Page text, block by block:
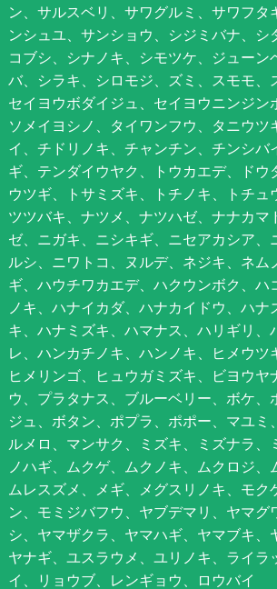
ン、サルスベリ、サワグルミ、サワフタ
ンシュユ、サンショウ、シジミバナ、シ
コブシ、シナノキ、シモツケ、ジューン
バ、シラキ、シロモジ、ズミ、スモモ、
セイヨウボダイジュ、セイヨウニンジン
ソメイヨシノ、タイワンフウ、タニウツ
イ、チドリノキ、チャンチン、チンシバ
ギ、テンダイウヤク、トウカエデ、ドウ
ウツギ、トサミズキ、トチノキ、トチュ
ツツバキ、ナツメ、ナツハゼ、ナナカマ
ゼ、ニガキ、ニシキギ、ニセアカシア、
ルシ、ニワトコ、ヌルデ、ネジキ、ネム
ギ、ハウチワカエデ、ハクウンボク、ハ
ノキ、ハナイカダ、ハナカイドウ、ハナ
キ、ハナミズキ、ハマナス、ハリギリ、
レ、ハンカチノキ、ハンノキ、ヒメウツ
ヒメリンゴ、ヒュウガミズキ、ビヨウヤ
ウ、プラタナス、ブルーベリー、ボケ、
ジュ、ボタン、ポプラ、ポポー、マユミ
ルメロ、マンサク、ミズキ、ミズナラ、
ノハギ、ムクゲ、ムクノキ、ムクロジ、
ムレスズメ、メギ、メグスリノキ、モク
ン、モミジバフウ、ヤブデマリ、ヤマグ
シ、ヤマザクラ、ヤマハギ、ヤマブキ、
ヤナギ、ユスラウメ、ユリノキ、ライラ
イ、リョウブ、レンギョウ、ロウバイ